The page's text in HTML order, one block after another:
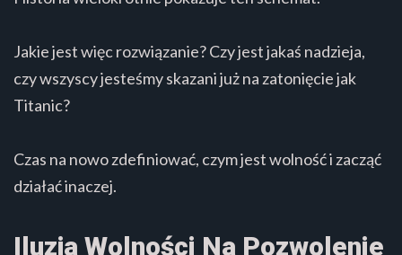
Jakie jest więc rozwiązanie? Czy jest jakaś nadzieja,
czy wszyscy jesteśmy skazani już na zatonięcie jak
Titanic?
Czas na nowo zdefiniować, czym jest wolność i zacząć
działać inaczej.
Iluzja Wolności Na Pozwolenie